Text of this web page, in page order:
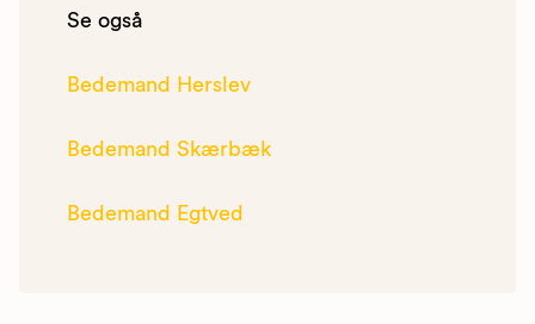
Se også
Bedemand Herslev
Bedemand Skærbæk
Bedemand Egtved